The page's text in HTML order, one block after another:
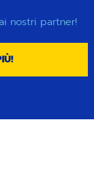
nostri partner!